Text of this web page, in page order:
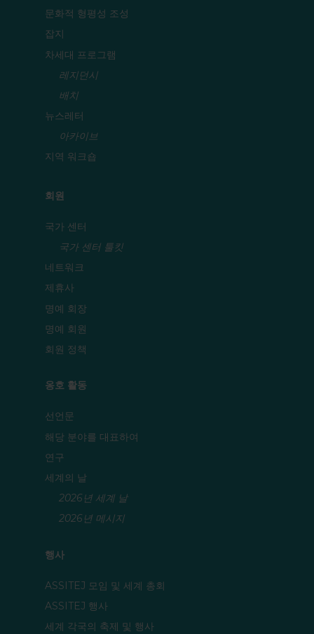
문화적 형평성 조성
잡지
차세대 프로그램
레지던시
배치
뉴스레터
아카이브
지역 워크숍
회원
국가 센터
국가 센터 툴킷
네트워크
제휴사
명예 회장
명예 회원
회원 정책
옹호 활동
선언문
해당 분야를 대표하여
연구
세계의 날
2026년 세계 날
2026년 메시지
행사
ASSITEJ 모임 및 세계 총회
ASSITEJ 행사
세계 각국의 축제 및 행사